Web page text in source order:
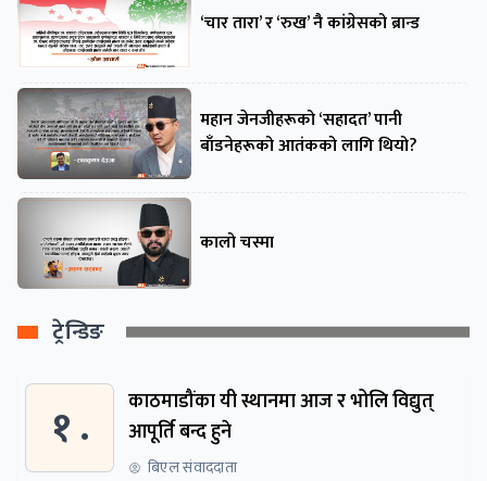
‘चार तारा’ र ‘रुख’ नै कांग्रेसको ब्रान्ड
महान जेनजीहरूको ‘सहादत’ पानी
बाँडनेहरूको आतंकको लागि थियो?
कालो चस्मा
ट्रेन्डिङ
१ .
काठमाडौंका यी स्थानमा आज र भोलि विद्युत्
आपूर्ति बन्द हुने
बिएल संवाददाता